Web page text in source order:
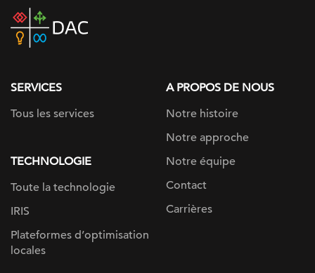
DAC
home
SERVICES
Tous les services
TECHNOLOGIE
Toute la technologie
IRIS
Plateformes d’optimisation
locales
A PROPOS DE NOUS
Notre histoire
Notre approche
Notre équipe
Contact
Carrières